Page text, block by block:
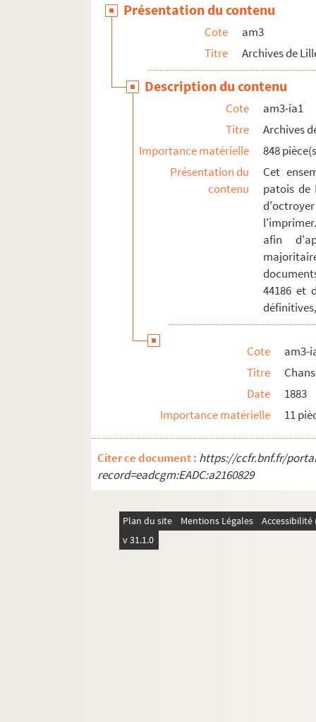
am3-p. Cultes
am3-q. Etablissement hospitaliers et
am3-r. Enseignement, action culturelle,
am4. Lille et autres villes
Présentation du contenu
Cote
am3
Titre
Archives de
Description du contenu
Cote
am3-ia1
Titre
Archives
Importance matérielle
848
Présentation du
contenu
Cet
patois de
afin
44186 et
Cote
am3-
Titre
Date
1883
Importance matérielle
11
Citer ce document : https://ccfr.bnf.fr/
record=eadcgm:EADC:a2160829
Plan du site Mentions Légales
v 31.1.0